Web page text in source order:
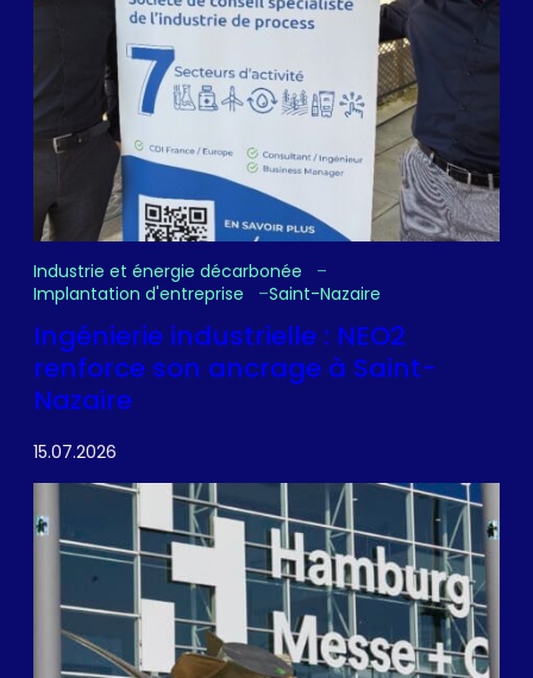
Industrie et énergie décarbonée
Implantation d'entreprise
Saint-Nazaire
Ingénierie industrielle : NEO2
renforce son ancrage à Saint-
Nazaire
15.07.2026